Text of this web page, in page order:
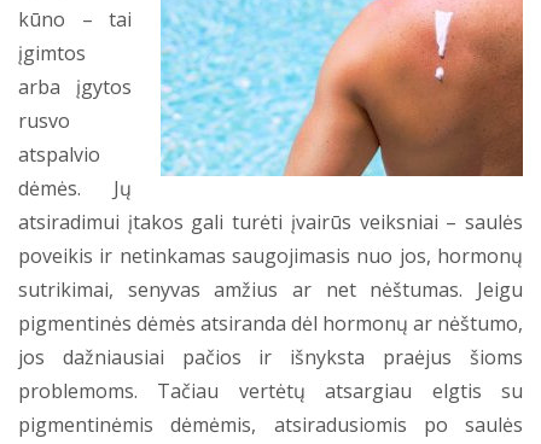
kūno – tai
įgimtos
arba įgytos
rusvo
atspalvio
dėmės. Jų
atsiradimui įtakos gali turėti įvairūs veiksniai – saulės
poveikis ir netinkamas saugojimasis nuo jos, hormonų
sutrikimai, senyvas amžius ar net nėštumas. Jeigu
pigmentinės dėmės atsiranda dėl hormonų ar nėštumo,
jos dažniausiai pačios ir išnyksta praėjus šioms
problemoms. Tačiau vertėtų atsargiau elgtis su
pigmentinėmis dėmėmis, atsiradusiomis po saulės